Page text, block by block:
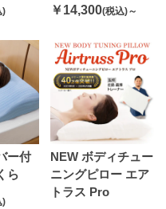
)
￥14,300(税込)～
ー付
ら
)
NEW ボディチュー
ニングピロー エア
トラス Pro